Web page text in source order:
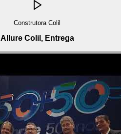
Construtora Colil
Allure Colil, Entrega